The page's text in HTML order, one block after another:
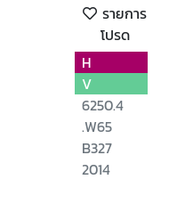
รายการ
โปรด
H
V
6250.4
.W65
B327
2014